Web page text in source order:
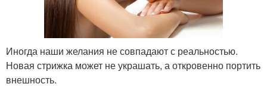
Иногда наши желания не совпадают с реальностью.
Новая стрижка может не украшать, а откровенно портить
внешность.